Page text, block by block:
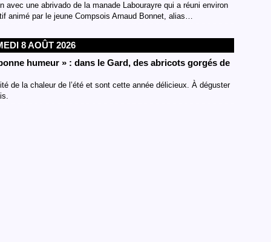
une abrivado de la manade Labourayre qui a réuni environ
animé par le jeune Compsois Arnaud Bonnet, alias…
8 AOÛT 2026
humeur » : dans le Gard, des abricots gorgés de
de la chaleur de l’été et sont cette année délicieux. À déguster